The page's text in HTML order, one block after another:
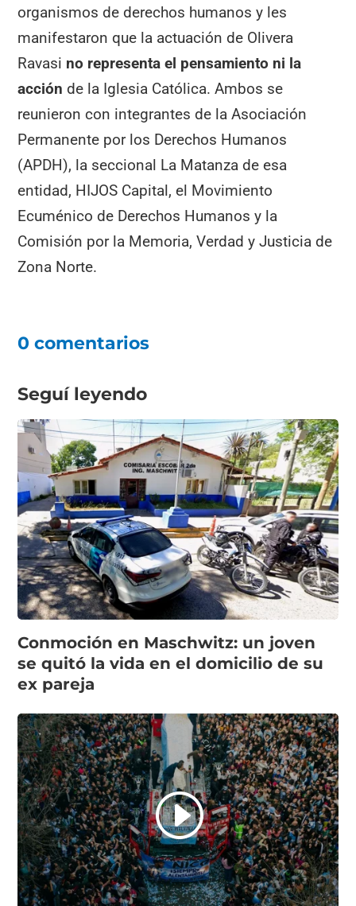
organismos de derechos humanos y les
manifestaron que la actuación de Olivera
Ravasi no representa el pensamiento ni la
acción de la Iglesia Católica. Ambos se
reunieron con integrantes de la Asociación
Permanente por los Derechos Humanos
(APDH), la seccional La Matanza de esa
entidad, HIJOS Capital, el Movimiento
Ecuménico de Derechos Humanos y la
Comisión por la Memoria, Verdad y Justicia de
Zona Norte.
0 comentarios
Seguí leyendo
Conmoción en Maschwitz: un joven
se quitó la vida en el domicilio de su
ex pareja